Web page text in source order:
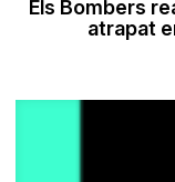
Els Bombers
atrapat